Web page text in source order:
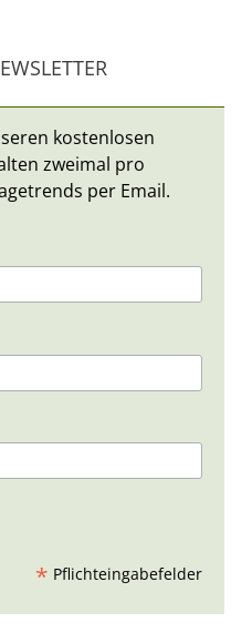
kostenlosen
zweimal pro
per Email.
* Pflichteingabefelder